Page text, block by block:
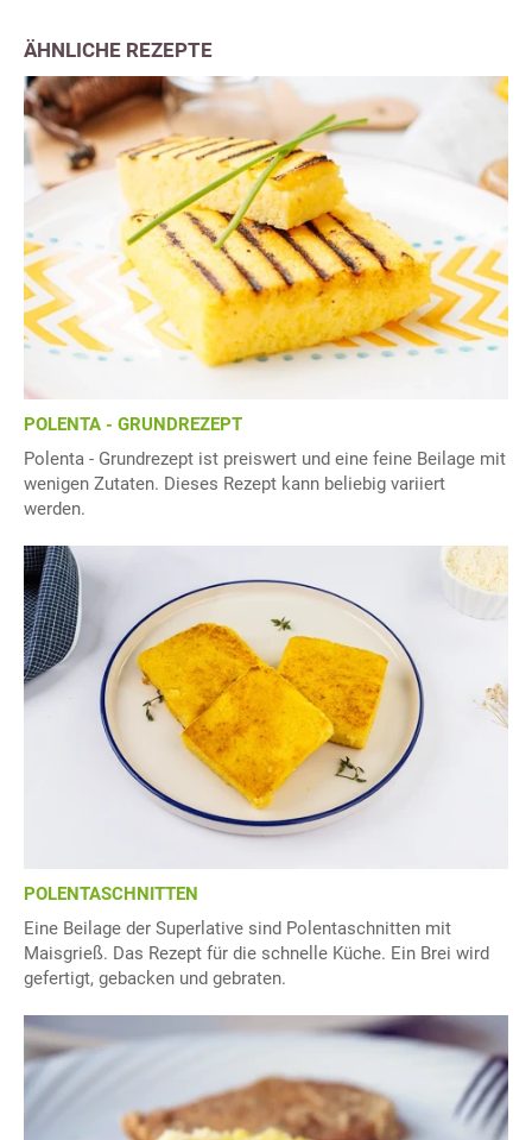
ÄHNLICHE REZEPTE
POLENTA - GRUNDREZEPT
Polenta - Grundrezept ist preiswert und eine feine Beilage mit
wenigen Zutaten. Dieses Rezept kann beliebig variiert
werden.
POLENTASCHNITTEN
Eine Beilage der Superlative sind Polentaschnitten mit
Maisgrieß. Das Rezept für die schnelle Küche. Ein Brei wird
gefertigt, gebacken und gebraten.